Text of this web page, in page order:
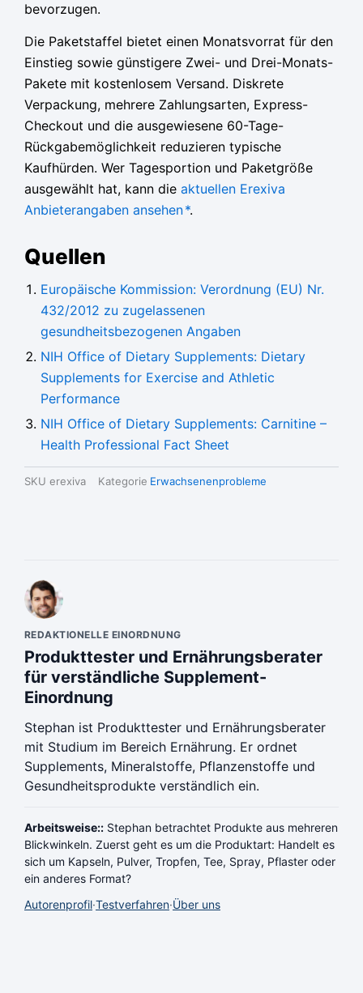
bevorzugen.
Die Paketstaffel bietet einen Monatsvorrat für den
Einstieg sowie günstigere Zwei- und Drei-Monats-
Pakete mit kostenlosem Versand. Diskrete
Verpackung, mehrere Zahlungsarten, Express-
Checkout und die ausgewiesene 60-Tage-
Rückgabemöglichkeit reduzieren typische
Kaufhürden. Wer Tagesportion und Paketgröße
ausgewählt hat, kann die aktuellen Erexiva
Anbieterangaben ansehen*.
Quellen
Europäische Kommission: Verordnung (EU) Nr.
432/2012 zu zugelassenen
gesundheitsbezogenen Angaben
NIH Office of Dietary Supplements: Dietary
Supplements for Exercise and Athletic
Performance
NIH Office of Dietary Supplements: Carnitine –
Health Professional Fact Sheet
SKU erexiva Kategorie Erwachsenenprobleme
REDAKTIONELLE EINORDNUNG
Produkttester und Ernährungsberater
für verständliche Supplement-
Einordnung
Stephan ist Produkttester und Ernährungsberater
mit Studium im Bereich Ernährung. Er ordnet
Supplements, Mineralstoffe, Pflanzenstoffe und
Gesundheitsprodukte verständlich ein.
Arbeitsweise:: Stephan betrachtet Produkte aus mehreren
Blickwinkeln. Zuerst geht es um die Produktart: Handelt es
sich um Kapseln, Pulver, Tropfen, Tee, Spray, Pflaster oder
ein anderes Format?
Autorenprofil·Testverfahren·Über uns